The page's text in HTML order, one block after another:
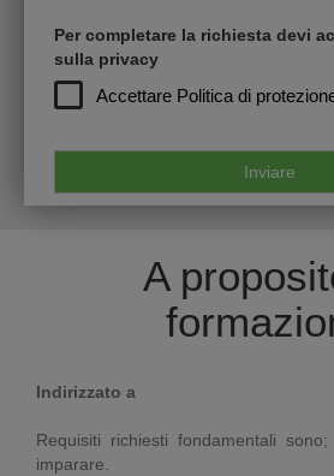
Per completare la richiesta devi
sulla privacy
Accettare Politica di
A
Indirizzato a
Requisiti richiesti fondamentali
imparare.